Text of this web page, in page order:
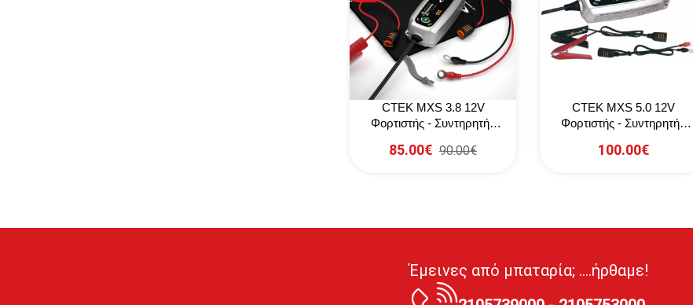
CTEK MXS 3.8 12V
Φορτιστής - Συντηρητής
85.00€ 90.00€
CTEK MXS 5.0 12V
Φορτιστής - Συντηρητής
100.00€
Έμεινες από μπαταρία; ....ήρθαμε!